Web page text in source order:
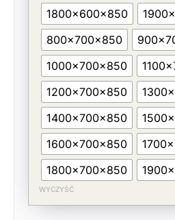
1800x600x850
800x700x850
1000x700x850
1200x700x850
1400x700x850
1600x700x850
1800x700x850
WYCZYŚĆ